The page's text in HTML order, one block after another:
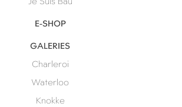
E-SHOP
GALERIES
Charleroi
Waterloo
Knokke